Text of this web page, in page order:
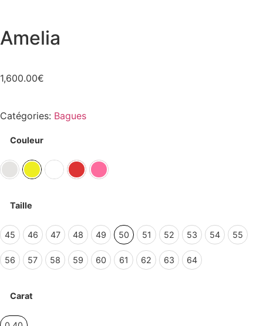
Amelia
1,600.00€
Catégories: Bagues
Couleur
950 ‰
750 ‰
750 ‰
750 ‰
Platinum 950 ‰
Or Jaune 750 ‰
Or Blanc 750 ‰
Or Rouge 750 ‰
Or Rose 750 ‰
Taille
45
46
48
49
45 46 47 48 49 50 51 52 53 54 55
56 57 58 59 60 61 62 63 64
Carat
0.40